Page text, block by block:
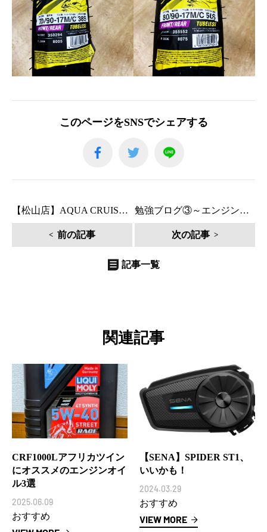
このページをSNSでシェアする
【松山店】AQUA CRUISE レインウェア
前の記事
記事一覧
勉強ブログ③～エンジンオイルの役割～
次の記事
関連記事
CRF1000Lアフリカツイン
にオススメのエンジンオイ
ル3選
2025.06.09
おすすめ
【SENA】SPIDER ST1、
いいかも！
2024.03.29
おすすめ
VIEW MORE